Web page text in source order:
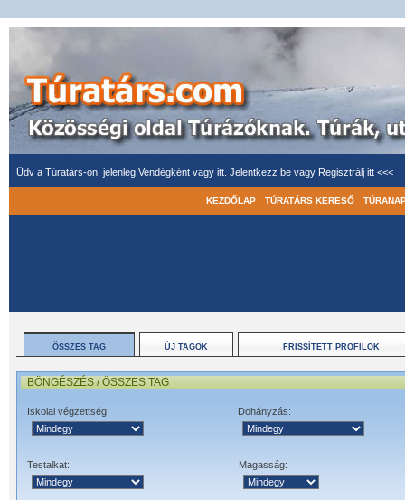
Üdv a Túratárs-on, jelenleg Vendégként vagy itt. Jelentkezz be vagy Regisztrálj itt <<<
KEZDŐLAP TÚRATÁRS KERESŐ
ÖSSZES TAG ÚJ TAGOK FRISSÍTETT PROFILOK
BÖNGÉSZÉS / ÖSSZES TAG
Iskolai végzettség: Dohányzás:
Testalkat: Magasság: